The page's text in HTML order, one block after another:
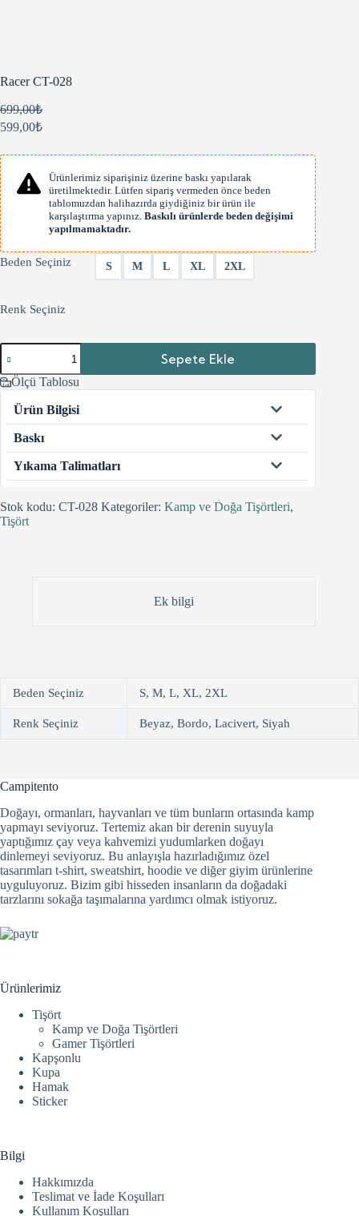
Racer CT-028
699,00₺
599,00₺
Ürünlerimiz siparişiniz üzerine baskı yapılarak
üretilmektedir. Lütfen sipariş vermeden önce beden
tablomuzdan halihazırda giydiğiniz bir ürün ile
karşılaştırma yapınız. Baskılı ürünlerde beden değişimi
yapılmamaktadır.
Beden Seçiniz S M L XL 2XL
Renk Seçiniz
Racer
CT-
028
adet
Sepete Ekle
Ölçü Tablosu
Ürün Bilgisi
Baskı
Yıkama Talimatları
Stok kodu: CT-028 Kategoriler: Kamp ve Doğa Tişörtleri,
Tişört
Ek bilgi
Beden Seçiniz S, M, L, XL, 2XL
Renk Seçiniz Beyaz, Bordo, Lacivert, Siyah
Campitento
Doğayı, ormanları, hayvanları ve tüm bunların ortasında kamp
yapmayı seviyoruz. Tertemiz akan bir derenin suyuyla
yaptığımız çay veya kahvemizi yudumlarken doğayı
dinlemeyi seviyoruz. Bu anlayışla hazırladığımız özel
tasarımları t-shirt, sweatshirt, hoodie ve diğer giyim ürünlerine
uyguluyoruz. Bizim gibi hisseden insanların da doğadaki
tarzlarını sokağa taşımalarına yardımcı olmak istiyoruz.
Ürünlerimiz
Tişört
Kamp ve Doğa Tişörtleri
Gamer Tişörtleri
Kapşonlu
Kupa
Hamak
Sticker
Bilgi
Hakkımızda
Teslimat ve İade Koşulları
Kullanım Koşulları